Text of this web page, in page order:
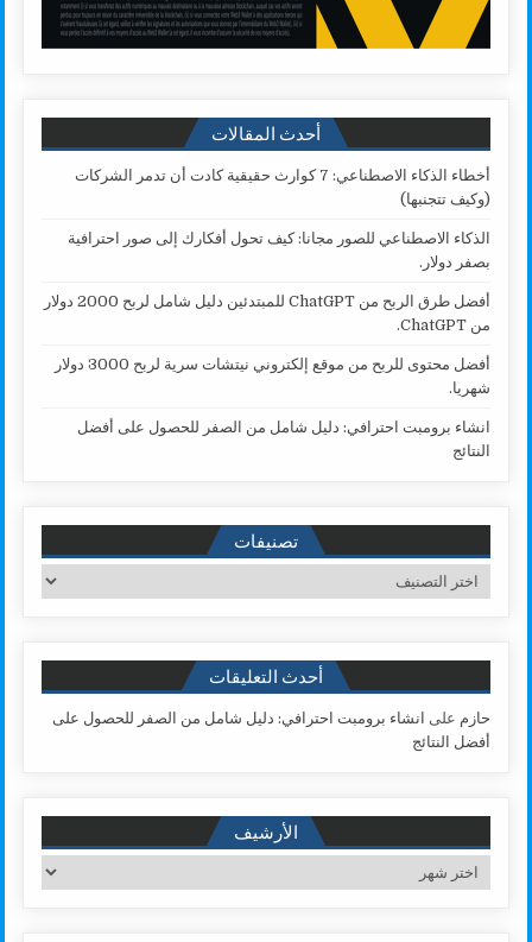
أحدث المقالات
أخطاء الذكاء الاصطناعي: 7 كوارث حقيقية كادت أن تدمر الشركات
(وكيف تتجنبها)
الذكاء الاصطناعي للصور مجانا: كيف تحول أفكارك إلى صور احترافية
بصفر دولار.
أفضل طرق الربح من ChatGPT للمبتدئين دليل شامل لربح 2000 دولار
من ChatGPT.
أفضل محتوى للربح من موقع إلكتروني نيتشات سرية لربح 3000 دولار
شهريا.
انشاء برومبت احترافي: دليل شامل من الصفر للحصول على أفضل
النتائج
تصنيفات
تصنيفات
أحدث التعليقات
حازم على انشاء برومبت احترافي: دليل شامل من الصفر للحصول على
أفضل النتائج
الأرشيف
الأرشيف